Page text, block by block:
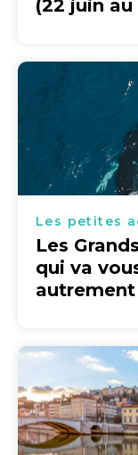
(22 juin
Les petites
Les
qui va
autrement